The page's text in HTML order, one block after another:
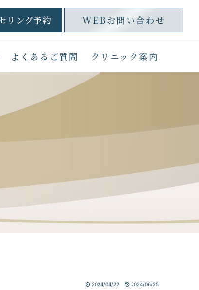
リング予約 WEBお問い合わせ
よくあるご質問 クリニック案内
2024/04/22 2024/06/25